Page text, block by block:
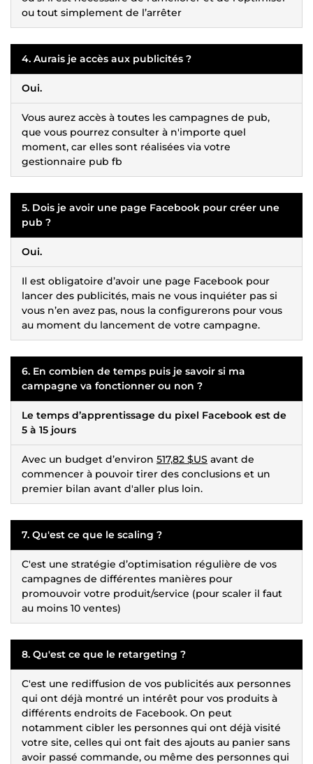
ou tout simplement de l’arrêter
4. Aurais je accès aux publicités ?
Oui.
Vous aurez accès à toutes les campagnes de pub,
que vous pourrez consulter à n'importe quel
moment, car elles sont réalisées via votre
gestionnaire pub fb
5. Dois je avoir une page Facebook pour créer une
pub ?
Oui.
Il est obligatoire d’avoir une page Facebook pour
lancer des publicités, mais ne vous inquiéter pas si
vous n’en avez pas, nous la configurerons pour vous
au moment du lancement de votre campagne.
6. En combien de temps puis je savoir si ma
campagne va fonctionner ou non ?
Le temps d’apprentissage du pixel Facebook est de
5 à 15 jours
Avec un budget d’environ 517,82 $US avant de
commencer à pouvoir tirer des conclusions et un
premier bilan avant d'aller plus loin.
7. Qu'est ce que le scaling ?
C'est une stratégie d’optimisation régulière de vos
campagnes de différentes manières pour
promouvoir votre produit/service (pour scaler il faut
au moins 10 ventes)
8. Qu'est ce que le retargeting ?
C'est une rediffusion de vos publicités aux personnes
qui ont déjà montré un intérêt pour vos produits à
différents endroits de Facebook. On peut
notamment cibler les personnes qui ont déjà visité
votre site, celles qui ont fait des ajouts au panier sans
avoir passé commande, ou même des personnes qui